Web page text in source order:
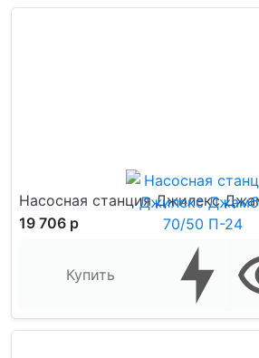
Насосная станция Джилекс
19 706 р
Купить